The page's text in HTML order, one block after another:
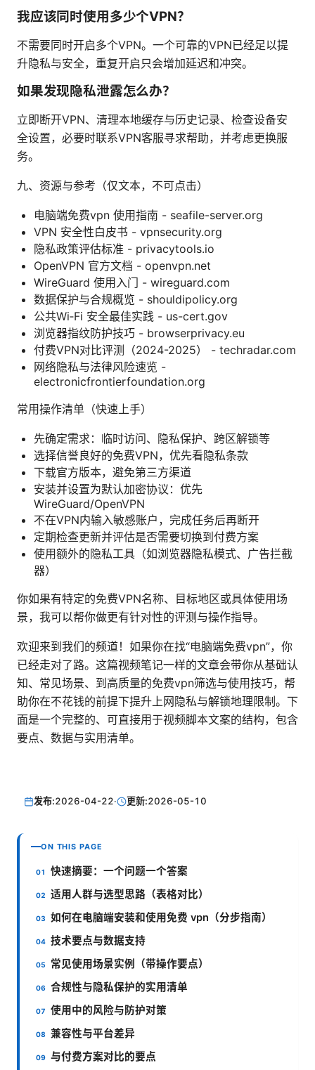
我应该同时使用多少个VPN？
不需要同时开启多个VPN。一个可靠的VPN已经足以提
升隐私与安全，重复开启只会增加延迟和冲突。
如果发现隐私泄露怎么办？
立即断开VPN、清理本地缓存与历史记录、检查设备安
全设置，必要时联系VPN客服寻求帮助，并考虑更换服
务。
九、资源与参考（仅文本，不可点击）
电脑端免费vpn 使用指南 - seafile-server.org
VPN 安全性白皮书 - vpnsecurity.org
隐私政策评估标准 - privacytools.io
OpenVPN 官方文档 - openvpn.net
WireGuard 使用入门 - wireguard.com
数据保护与合规概览 - shouldipolicy.org
公共Wi‑Fi 安全最佳实践 - us-cert.gov
浏览器指纹防护技巧 - browserprivacy.eu
付费VPN对比评测（2024-2025） - techradar.com
网络隐私与法律风险速览 -
electronicfrontierfoundation.org
常用操作清单（快速上手）
先确定需求：临时访问、隐私保护、跨区解锁等
选择信誉良好的免费VPN，优先看隐私条款
下载官方版本，避免第三方渠道
安装并设置为默认加密协议：优先
WireGuard/OpenVPN
不在VPN内输入敏感账户，完成任务后再断开
定期检查更新并评估是否需要切换到付费方案
使用额外的隐私工具（如浏览器隐私模式、广告拦截
器）
你如果有特定的免费VPN名称、目标地区或具体使用场
景，我可以帮你做更有针对性的评测与操作指导。
欢迎来到我们的频道！如果你在找“电脑端免费vpn”，你
已经走对了路。这篇视频笔记一样的文章会带你从基础认
知、常见场景、到高质量的免费vpn筛选与使用技巧，帮
助你在不花钱的前提下提升上网隐私与解锁地理限制。下
面是一个完整的、可直接用于视频脚本文案的结构，包含
要点、数据与实用清单。
发布:2026-04-22· 更新:2026-05-10
ON THIS PAGE
快速摘要：一个问题一个答案
适用人群与选型思路（表格对比）
如何在电脑端安装和使用免费 vpn（分步指南）
技术要点与数据支持
常见使用场景实例（带操作要点）
合规性与隐私保护的实用清单
使用中的风险与防护对策
兼容性与平台差异
与付费方案对比的要点